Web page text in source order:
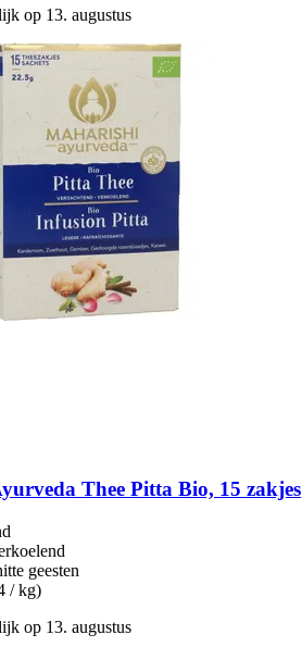
op 13. augustus
Thee Pitta Bio, 15 zakjes
geesten
/ kg)
op 13. augustus